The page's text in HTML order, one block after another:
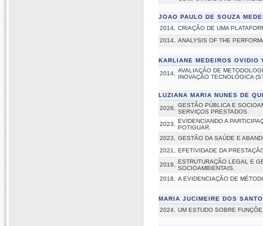
JOAO PAULO DE SOUZA
2014,
CRIAÇÃO DE UMA
2014,
ANALYSIS OF THE
KARLIANE MEDEIROS OVIDIO
2014,
AVALIAÇÃO DE
INOVAÇÃO TECNOLÓGICA
LUZIANA MARIA NUNES DE
2026,
GESTÃO PÚBLICA E
SERVIÇOS PRESTADOS.
2023,
EVIDENCIANDO A
POTIGUAR.
2023,
GESTÃO DA SAÚDE E
2021,
EFETIVIDADE DA
2019,
ESTRUTURAÇÃO LEGAL E
SOCIOAMBIENTAIS.
2018,
A EVIDENCIAÇÃO DE
MARIA JUCIMEIRE DOS
2024,
UM ESTUDO SOBRE